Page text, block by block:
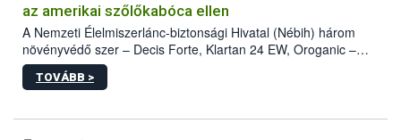
az amerikai szőlőkabóca ellen
A Nemzeti Élelmiszerlánc-biztonsági Hivatal (Nébih) három
növényvédő szer – Decis Forte, Klartan 24 EW, Oroganic –
engedélyokiratát módosította, így azok a szüretet követően,
egészen a vesszőérettség (BBCH 91) stádiumáig
érésű szőlőkben is legyen lehetőség a károsító elleni további
TOVÁBB >